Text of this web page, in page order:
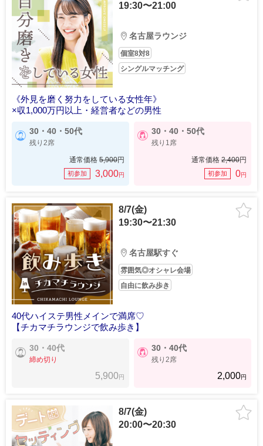
19:30〜21:00
名古屋ラウンジ
個室8対8
シングルマッチング
《外見を磨く努力をしている女性年》
×収1,000万円以上・経営者などの男性
30・40・50代
残り2席
通常価格 5,900円
初参加 3,000円
30・40・50代
残り1席
通常価格 2,400円
初参加 0円
8/7(金)
19:30〜21:30
名古屋駅すぐ
雰囲気◎オシャレ会場
自由に飲み歩き
40代ハイステ男性メインで満席♡
【チカマチラウンジで飲み歩き】
30・40代
締め切り
5,900円
30・40代
残り2席
2,000円
8/7(金)
20:00〜20:30